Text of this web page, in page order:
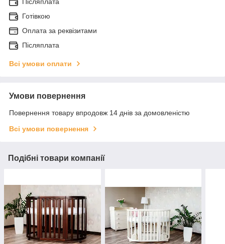
Готівкою
Оплата за реквізитами
Післяплата
Всі умови оплати
Умови повернення
Повернення товару впродовж 14 днів за домовленістю
Всі умови повернення
Подібні товари компанії